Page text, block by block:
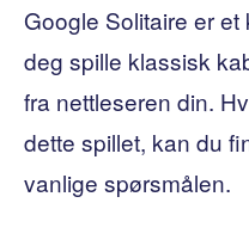
Google Solitaire er
deg spille klassisk
fra nettleseren din.
dette spillet, kan du
vanlige spørsmålen.